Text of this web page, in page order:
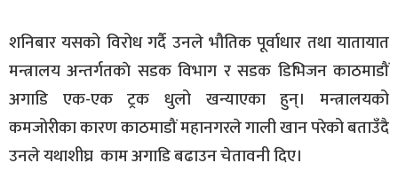
शनिबार यसको विरोध गर्दै उनले भौतिक पूर्वाधार तथा यातायात
मन्त्रालय अन्तर्गतकाे सडक विभाग र सडक डिभिजन काठमाडौं
अगाडि एक-एक ट्रक धुलो खन्याएका हुन्। मन्त्रालयको
कमजोरीका कारण काठमाडौं महानगरले गाली खान परेको बताउँदै
उनले यथाशीघ्र काम अगाडि बढाउन चेतावनी दिए।